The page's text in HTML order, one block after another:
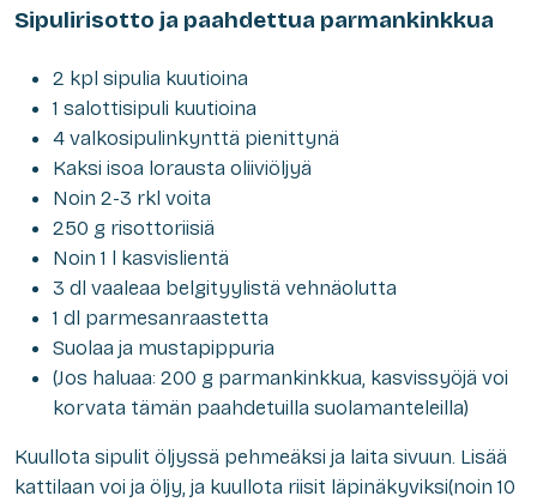
Sipulirisotto ja paahdettua parmankinkkua
2 kpl sipulia kuutioina
1 salottisipuli kuutioina
4 valkosipulinkynttä pienittynä
Kaksi isoa lorausta oliiviöljyä
Noin 2-3 rkl voita
250 g risottoriisiä
Noin 1 l kasvislientä
3 dl vaaleaa belgityylistä vehnäolutta
1 dl parmesanraastetta
Suolaa ja mustapippuria
(Jos haluaa: 200 g parmankinkkua, kasvissyöjä voi
korvata tämän paahdetuilla suolamanteleilla)
Kuullota sipulit öljyssä pehmeäksi ja laita sivuun. Lisää
kattilaan voi ja öljy, ja kuullota riisit läpinäkyviksi(noin 10